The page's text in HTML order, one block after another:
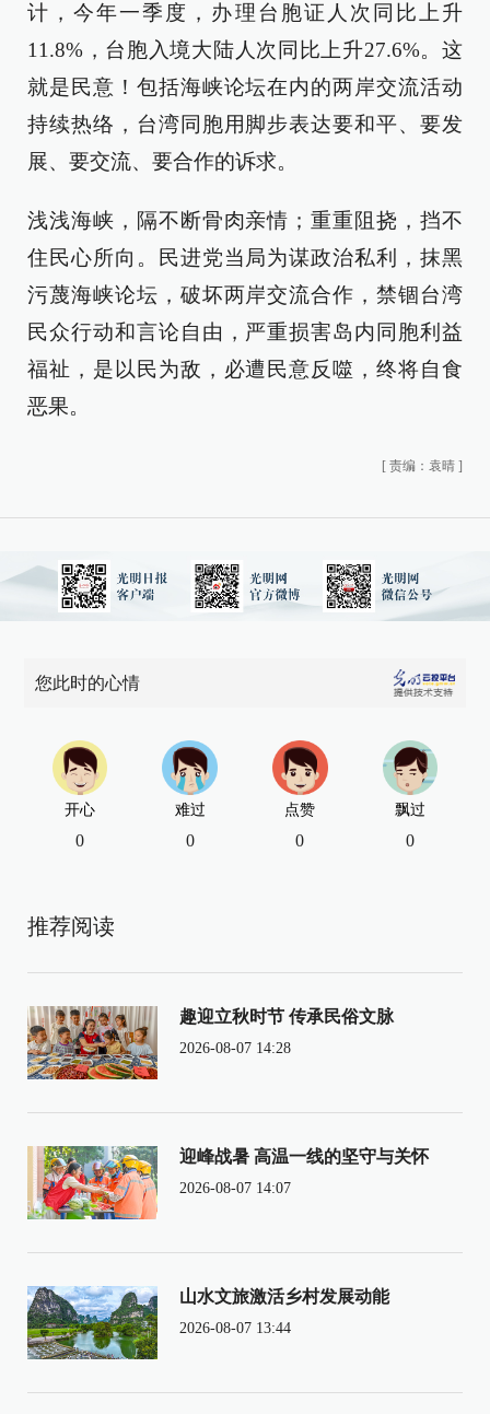
计，今年一季度，办理台胞证人次同比上升
11.8%，台胞入境大陆人次同比上升27.6%。这
就是民意！包括海峡论坛在内的两岸交流活动
持续热络，台湾同胞用脚步表达要和平、要发
展、要交流、要合作的诉求。
浅浅海峡，隔不断骨肉亲情；重重阻挠，挡不
住民心所向。民进党当局为谋政治私利，抹黑
污蔑海峡论坛，破坏两岸交流合作，禁锢台湾
民众行动和言论自由，严重损害岛内同胞利益
福祉，是以民为敌，必遭民意反噬，终将自食
恶果。
[ 责编：袁晴 ]
您此时的心情
开心
0
难过
0
点赞
0
飘过
0
推荐阅读
趣迎立秋时节 传承民俗文脉
2026-08-07 14:28
迎峰战暑 高温一线的坚守与关怀
2026-08-07 14:07
山水文旅激活乡村发展动能
2026-08-07 13:44